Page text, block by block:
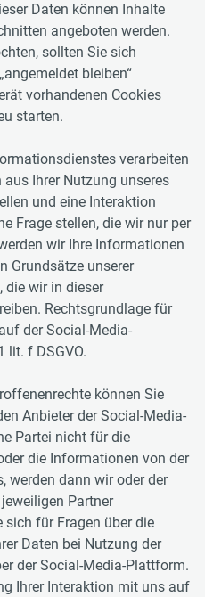
Daten können Inhalte
angeboten werden.
sollten Sie sich
bleiben“
vorhandenen Cookies
starten.
verarbeiten
Ihrer Nutzung unseres
und eine Interaktion
Frage stellen, die wir nur per
wir Ihre Informationen
Grundsätze unserer
die wir in dieser
Rechtsgrundlage für
der Social-Media-
lit. f DSGVO.
können Sie
Anbieter der Social-Media-
Partei nicht für die
die Informationen von der
werden dann wir oder der
Partner
sich für Fragen über die
Daten bei Nutzung der
der Social-Media-Plattform.
Ihrer Interaktion mit uns auf